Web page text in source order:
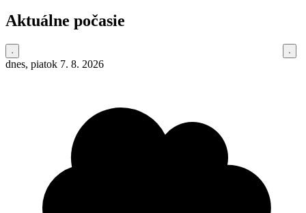
Aktuálne počasie
dnes, piatok 7. 8. 2026